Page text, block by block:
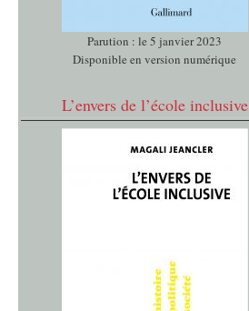
Parution : le 5 janvier 2023
Disponible en version numérique
L’envers de l’école inclusive